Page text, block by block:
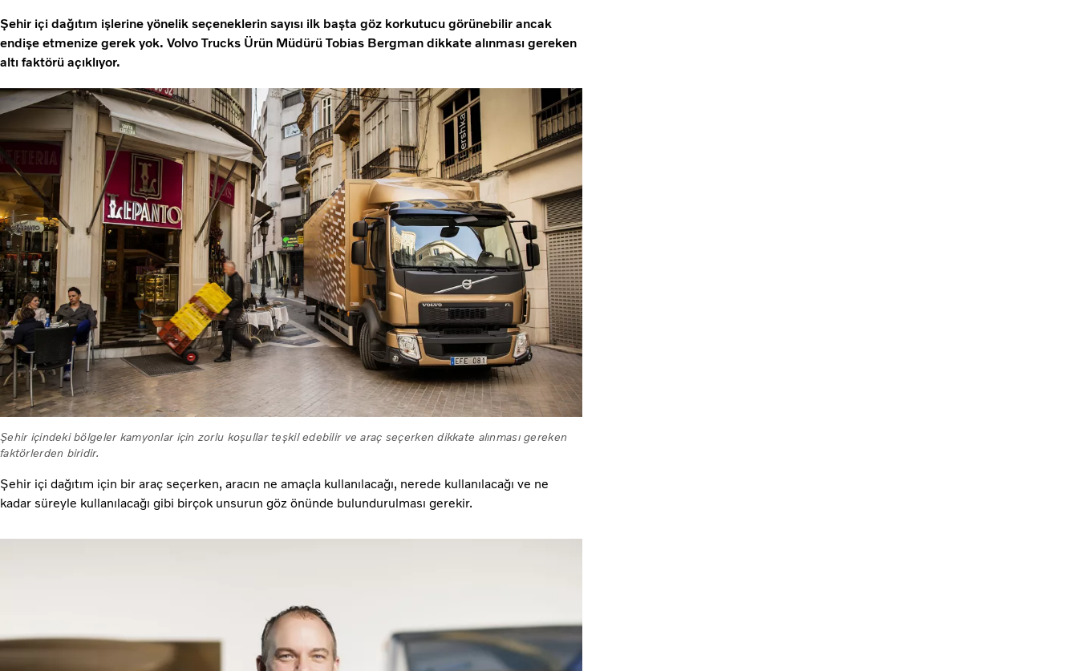
Şehir içi dağıtım işlerine yönelik seçeneklerin sayısı ilk başta göz korkutucu görünebilir ancak
endişe etmenize gerek yok. Volvo Trucks Ürün Müdürü Tobias Bergman dikkate alınması gereken
altı faktörü açıklıyor.
Şehir içindeki bölgeler kamyonlar için zorlu koşullar teşkil edebilir ve araç seçerken dikkate alınması gereken
faktörlerden biridir.
Şehir içi dağıtım için bir araç seçerken, aracın ne amaçla kullanılacağı, nerede kullanılacağı ve ne
kadar süreyle kullanılacağı gibi birçok unsurun göz önünde bulundurulması gerekir.